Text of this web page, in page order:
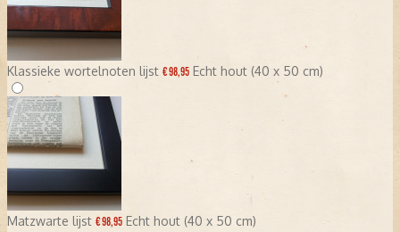
Klassieke wortelnoten lijst € 98,95 Echt hout (40 x 50 cm)
Matzwarte lijst € 98,95 Echt hout (40 x 50 cm)